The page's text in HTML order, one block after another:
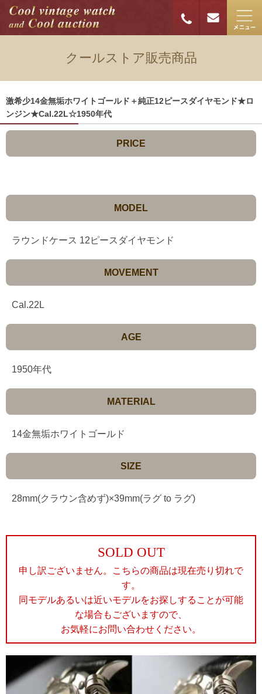
クールストア販売商品
激希少14金無垢ホワイトゴールド＋純正12ピースダイヤモンド★ロ
ンジン★Cal.22L☆1950年代
PRICE
MODEL
ラウンドケース 12ピースダイヤモンド
MOVEMENT
Cal.22L
AGE
1950年代
MATERIAL
14金無垢ホワイトゴールド
SIZE
28mm(クラウン含めず)×39mm(ラグ to ラグ)
SOLD OUT
申し訳ございません。こちらの商品は現在売り切れで
す。
同モデルあるいは近いモデルをお探しすることが可能
な場合もございますので、
お気軽にお問い合わせください。